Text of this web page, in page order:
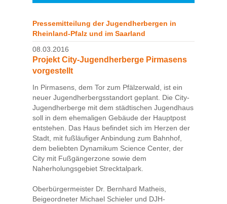
Pressemitteilung der Jugendherbergen in
Rheinland-Pfalz und im Saarland
08.03.2016
Projekt City-Jugendherberge Pirmasens
vorgestellt
In Pirmasens, dem Tor zum Pfälzerwald, ist ein
neuer Jugendherbergsstandort geplant. Die City-
Jugendherberge mit dem städtischen Jugendhaus
soll in dem ehemaligen Gebäude der Hauptpost
entstehen. Das Haus befindet sich im Herzen der
Stadt, mit fußläufiger Anbindung zum Bahnhof,
dem beliebten Dynamikum Science Center, der
City mit Fußgängerzone sowie dem
Naherholungsgebiet Strecktalpark.
Oberbürgermeister Dr. Bernhard Matheis,
Beigeordneter Michael Schieler und DJH-